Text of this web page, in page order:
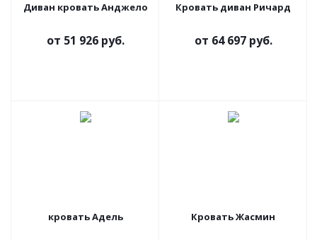
Диван кровать Анджело
от 51 926 руб.
Кровать диван Ричард
от 64 697 руб.
кровать Адель Кровать Жасмин